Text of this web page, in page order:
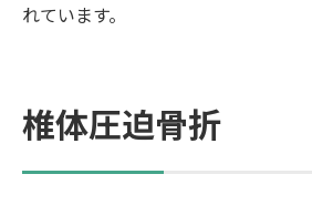
れています。
椎体圧迫骨折